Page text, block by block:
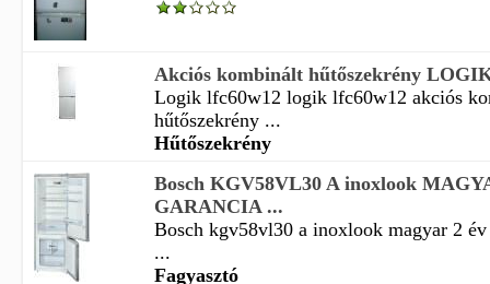
Akciós kombinált hűtőszekrény
Logik lfc60w12 logik lfc60w12 akciós
hűtőszekrény ...
Hűtőszekrény
Bosch KGV58VL30 A inoxlook
GARANCIA ...
Bosch kgv58vl30 a inoxlook magyar 2
...
Fagyasztó